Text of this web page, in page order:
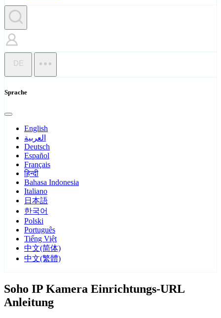
DE
Sprache
English
العربية
Deutsch
Español
Français
हिन्दी
Bahasa Indonesia
Italiano
日本語
한국어
Polski
Português
Tiếng Việt
中文(简体)
中文(繁體)
Soho IP Kamera Einrichtungs-URL
Anleitung